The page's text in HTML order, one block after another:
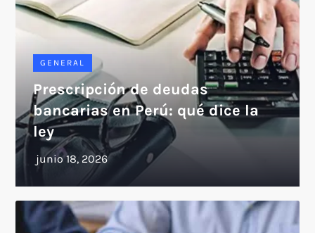
GENERAL
Prescripción de deudas
bancarias en Perú: qué dice la
ley